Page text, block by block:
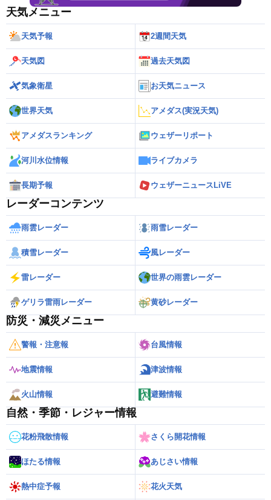
天気メニュー
天気予報 2週間天気
天気図 過去天気図
気象衛星 お天気ニュース
世界天気 アメダス(実況天気)
アメダスランキング ウェザーリポート
河川水位情報 ライブカメラ
長期予報 ウェザーニュースLiVE
レーダーコンテンツ
雨雲レーダー 雨雪レーダー
積雪レーダー 風レーダー
雷レーダー 世界の雨雲レーダー
ゲリラ雷雨レーダー 黄砂レーダー
防災・減災メニュー
警報・注意報 台風情報
地震情報 津波情報
火山情報 避難情報
自然・季節・レジャー情報
花粉飛散情報 さくら開花情報
ほたる情報 あじさい情報
熱中症予報 花火天気